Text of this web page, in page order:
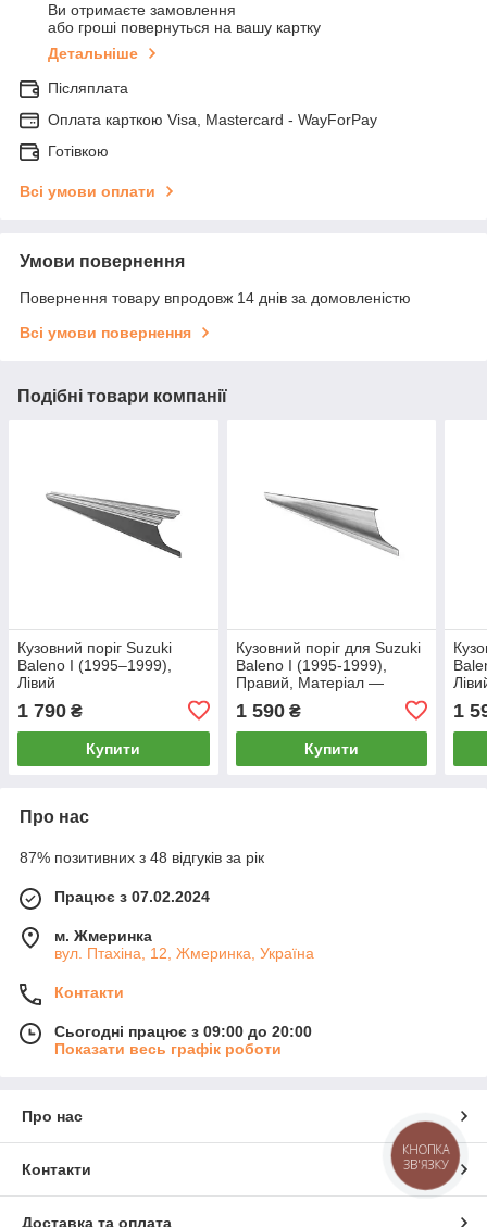
Ви отримаєте замовлення
або гроші повернуться на вашу картку
Детальніше
Післяплата
Оплата карткою Visa, Mastercard - WayForPay
Готівкою
Всі умови оплати
Умови повернення
Повернення товару впродовж 14 днів за домовленістю
Всі умови повернення
Подібні товари компанії
Кузовний поріг Suzuki
Baleno I (1995–1999),
Лівий
1 790 ₴
Купити
Кузовний поріг для Suzuki
Baleno I (1995-1999),
Правий, Матеріал —
Оцинкована сталь 1.2 mm
1 590₴
Купити
1
Про нас
87% позитивних з 48 відгуків за рік
Працює з 07.02.2024
м. Жмеринка
вул. Птахіна, 12, Жмеринка, Україна
Контакти
Сьогодні працює з 09:00 до 20:00
Показати весь графік роботи
Про нас
Контакти
Доставка та оплата
КНОПКА
ЗВ'ЯЗКУ